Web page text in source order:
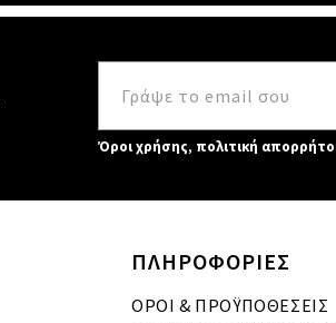
Όροι χρήσης, πολιτική
ΠΛΗΡΟΦΟΡΙΕΣ
ΟΡΟΙ & ΠΡΟΫΠΟΘΕΣΕΙΣ